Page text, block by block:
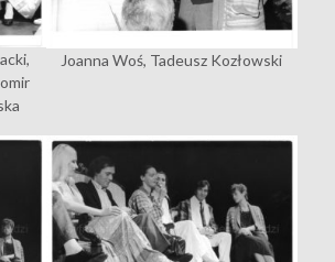
Joanna Woś, Tadeusz Kozłowski